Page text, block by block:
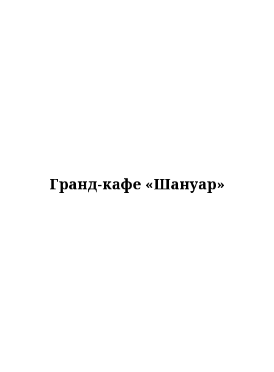
Гранд-кафе «Шануар»